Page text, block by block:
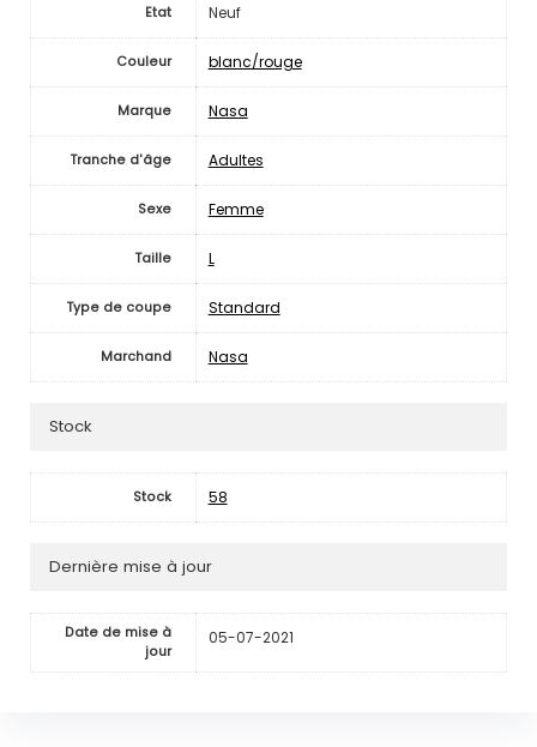
Etat Neuf
Couleur blanc/rouge
Marque Nasa
Tranche d'âge Adultes
Sexe Femme
Taille L
Type de coupe Standard
Marchand Nasa
Stock
Stock 58
Dernière mise à jour
Date de mise à
jour
05-07-2021